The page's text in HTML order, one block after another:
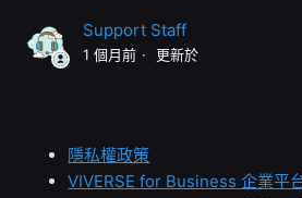
Support Staff
1 個月前 更新於
隱私權政策
VIVERSE for Business 企業平